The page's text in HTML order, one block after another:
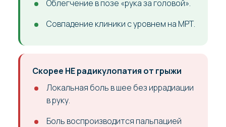
Облегчение в позе «рука за головой».
Совпадение клиники с уровнем на МРТ.
Скорее НЕ радикулопатия от грыжи
Локальная боль в шее без иррадиации
в руку.
Боль воспроизводится пальпацией